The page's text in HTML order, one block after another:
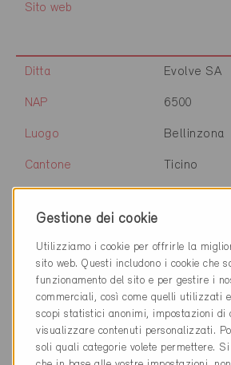
Sito web
Ditta Evolve SA
NAP 6500
Luogo Bellinzona
Cantone Ticino
Ditta
6500
Luogo Bellinzona
Cantone Ticino
Gestione dei cookie
Utilizziamo i cookie per offrirle la
sito web. Questi includono i cookie che
funzionamento del sito e per gestire i
commerciali, così come quelli utilizzati
scopi statistici anonimi, impostazioni di
visualizzare contenuti personalizzati.
soli quali categorie volete permettere.